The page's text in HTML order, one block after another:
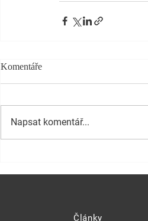
Komentáře
Napsat komentář...
Články